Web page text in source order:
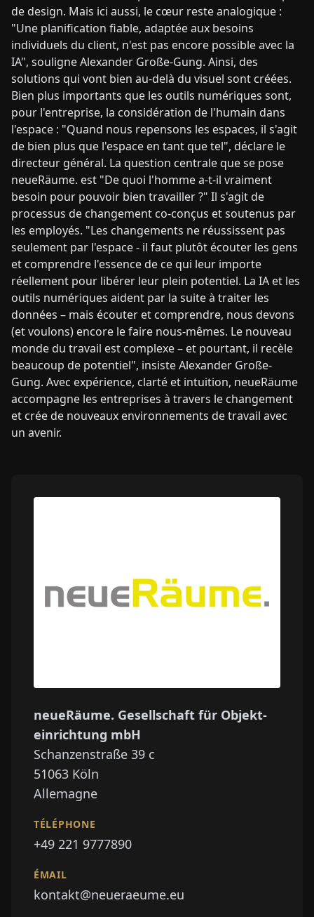
de design. Mais ici aussi, le cœur reste analogique :
"Une planification fiable, adaptée aux besoins
individuels du client, n'est pas encore possible avec la
IA", souligne Alexander Große-Gung. Ainsi, des
solutions qui vont bien au-delà du visuel sont créées.
Bien plus importants que les outils numériques sont,
pour l'entreprise, la considération de l'humain dans
l'espace : "Quand nous repensons les espaces, il s'agit
de bien plus que l'espace en tant que tel", déclare le
directeur général. La question centrale que se pose
neueRäume. est "De quoi l'homme a-t-il vraiment
besoin pour pouvoir bien travailler ?" Il s'agit de
processus de changement co-conçus et soutenus par
les employés. "Les changements ne réussissent pas
seulement par l'espace - il faut plutôt écouter les gens
et comprendre l'essence de ce qui leur importe
réellement pour libérer leur plein potentiel. La IA et les
outils numériques aident par la suite à traiter les
données – mais écouter et comprendre, nous devons
(et voulons) encore le faire nous-mêmes. Le nouveau
monde du travail est complexe – et pourtant, il recèle
beaucoup de potentiel", insiste Alexander Große-
Gung. Avec expérience, clarté et intuition, neueRäume
accompagne les entreprises à travers le changement
et crée de nouveaux environnements de travail avec
un avenir.
neueRäume. Gesellschaft für Objekt­
einrichtung mbH
Schanzenstraße 39 c
51063 Köln
Allemagne
TÉLÉPHONE
+49 221 9777890
ÉMAIL
kontakt@neueraeume.eu